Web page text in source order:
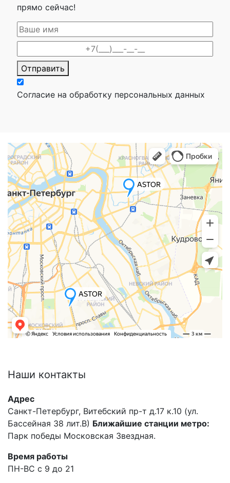
прямо сейчас!
Отправить
Согласие на обработку персональных данных
Наши контакты
Адрес
Санкт-Петербург, Витебский пр-т д.17 к.10 (ул.
Бассейная 38 лит.В) Ближайшие станции метро:
Парк победы Московская Звездная.
Время работы
ПН-ВС с 9 до 21